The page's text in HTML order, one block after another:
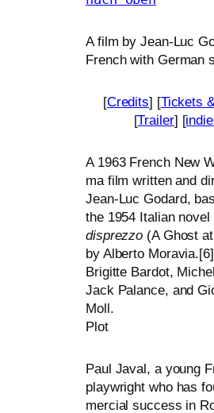
A film by Jean-Luc
French with German
[Credits] [Tickets
[Trailer] [
A 1963 French New
ma film writ­ten and
Jean-Luc Godard,
the 1954 Italian novel
disprez­zo (A Ghost
by Alberto
Brigitte Bardot,
Jack Palance, and
Moll.
Plot
Paul Javal, a young
play­w­right who has
mer­cial suc­cess in